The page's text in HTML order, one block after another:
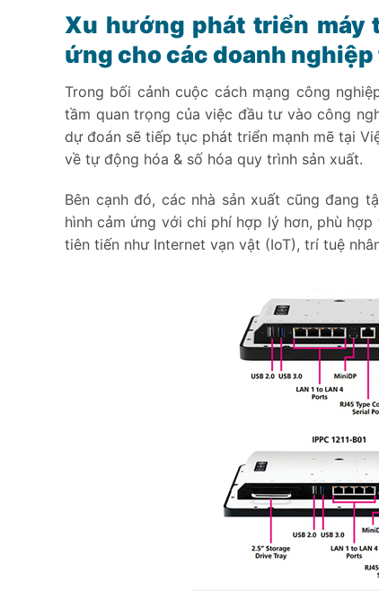
Xu hướng phát triển máy
ứng cho các doanh nghiệp
Trong bối cảnh cuộc cách mạng công
tầm quan trọng của việc đầu tư vào công
dự đoán sẽ tiếp tục phát triển mạnh mẽ tại
về tự động hóa & số hóa quy trình sản xuất.
Bên cạnh đó, các nhà sản xuất cũng đang
hình cảm ứng với chi phí hợp lý hơn, phù
tiên tiến như Internet vạn vật (IoT), trí tuệ